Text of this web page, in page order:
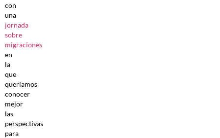
con
una
jornada
sobre
migraciones
en
la
que
queríamos
conocer
mejor
las
perspectivas
para